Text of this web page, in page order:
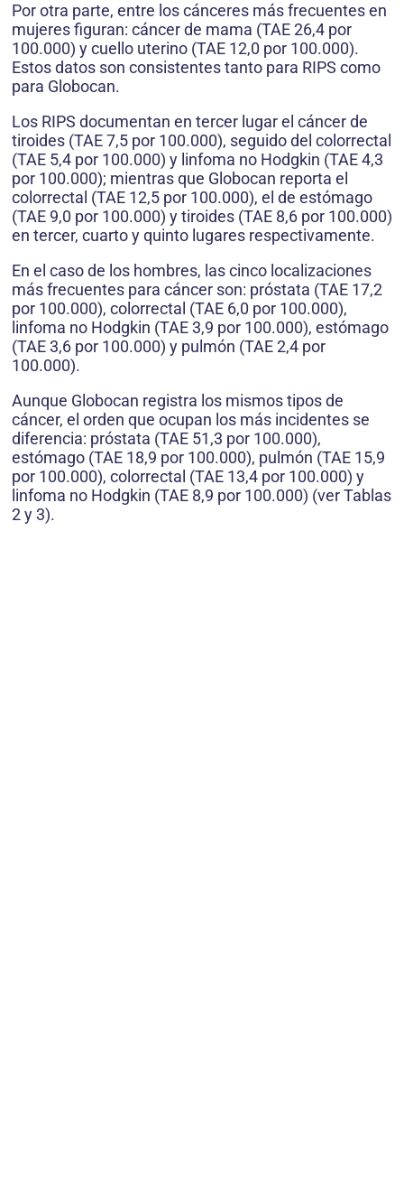
Por otra parte, entre los cánceres más frecuentes en
mujeres figuran: cáncer de mama (TAE 26,4 por
100.000) y cuello uterino (TAE 12,0 por 100.000).
Estos datos son consistentes tanto para RIPS como
para Globocan.
Los RIPS documentan en tercer lugar el cáncer de
tiroides (TAE 7,5 por 100.000), seguido del colorrectal
(TAE 5,4 por 100.000) y linfoma no Hodgkin (TAE 4,3
por 100.000); mientras que Globocan reporta el
colorrectal (TAE 12,5 por 100.000), el de estómago
(TAE 9,0 por 100.000) y tiroides (TAE 8,6 por 100.000)
en tercer, cuarto y quinto lugares respectivamente.
En el caso de los hombres, las cinco localizaciones
más frecuentes para cáncer son: próstata (TAE 17,2
por 100.000), colorrectal (TAE 6,0 por 100.000),
linfoma no Hodgkin (TAE 3,9 por 100.000), estómago
(TAE 3,6 por 100.000) y pulmón (TAE 2,4 por
100.000).
Aunque Globocan registra los mismos tipos de
cáncer, el orden que ocupan los más incidentes se
diferencia: próstata (TAE 51,3 por 100.000),
estómago (TAE 18,9 por 100.000), pulmón (TAE 15,9
por 100.000), colorrectal (TAE 13,4 por 100.000) y
linfoma no Hodgkin (TAE 8,9 por 100.000) (ver Tablas
2 y 3).